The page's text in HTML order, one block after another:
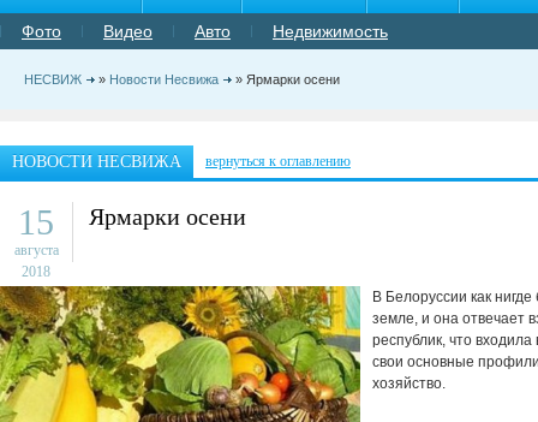
Фото Видео Авто Недвижимость
НЕСВИЖ » Новости Несвижа » Ярмарки осени
НОВОСТИ НЕСВИЖА вернуться к оглавлению
15
августа
2018
Ярмарки осени
В Белоруссии как
земле, и она отвечает
республик, что
свои основные
хозяйство.